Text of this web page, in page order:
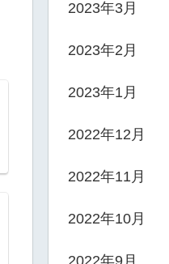
2023年3月
2023年2月
2023年1月
2022年12月
2022年11月
2022年10月